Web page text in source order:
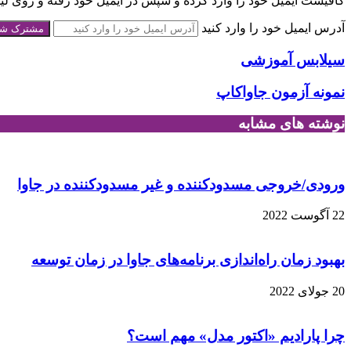
آدرس ایمیل خود را وارد کنید
سیلابس آموزشی
نمونه آزمون جاواکاپ
نوشته های مشابه
ورودی/خروجی مسدودکننده و غیر مسدودکننده در جاوا
22 آگوست 2022
بهبود زمان راه‌اندازی برنامه‌های جاوا در زمان توسعه
20 جولای 2022
چرا پارادیم «اکتور مدل» مهم است؟